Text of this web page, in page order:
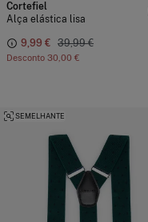
Cortefiel
Alça elástica lisa
9,99 € 39,99 €
Desconto 30,00 €
SEMELHANTE